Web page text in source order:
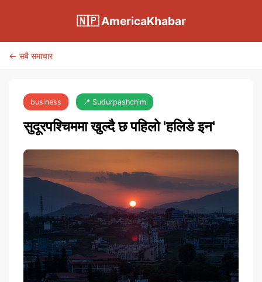
🇳🇵 AmericaKhabar
← सबै समाचार
business 📍 Sudurpashchim
सुदूरपश्चिममा खुल्दै छ पहिलो 'हलिडे इन'